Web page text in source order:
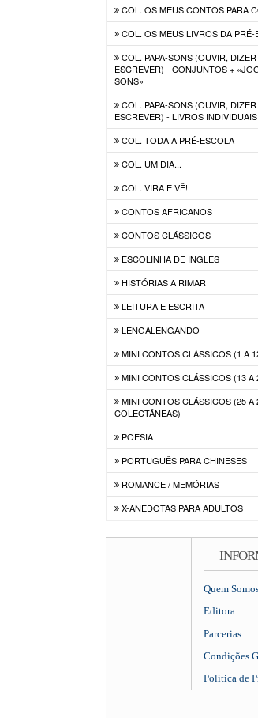
COL. OS MEUS CONTOS PARA
COL. OS MEUS LIVROS DA PRÉ-
COL. PAPA-SONS (OUVIR,
ESCREVER) - CONJUNTOS +
SONS»
COL. PAPA-SONS (OUVIR,
ESCREVER) - LIVROS INDIVIDUAIS
COL. TODA A PRÉ-ESCOLA
COL. UM DIA...
COL. VIRA E VÊ!
CONTOS AFRICANOS
CONTOS CLÁSSICOS
ESCOLINHA DE INGLÊS
HISTÓRIAS A RIMAR
LEITURA E ESCRITA
LENGALENGANDO
MINI CONTOS CLÁSSICOS (1 A
MINI CONTOS CLÁSSICOS (13 A
MINI CONTOS CLÁSSICOS (25 A
COLECTÂNEAS)
POESIA
PORTUGUÊS PARA CHINESES
ROMANCE / MEMÓRIAS
X-ANEDOTAS PARA ADULTOS
PSICOLOGIA: AS
NOÇÕES ESSENCIAIS
15,30€
(OBRA
Quem
Editora
Parcerias
Condições
Política de